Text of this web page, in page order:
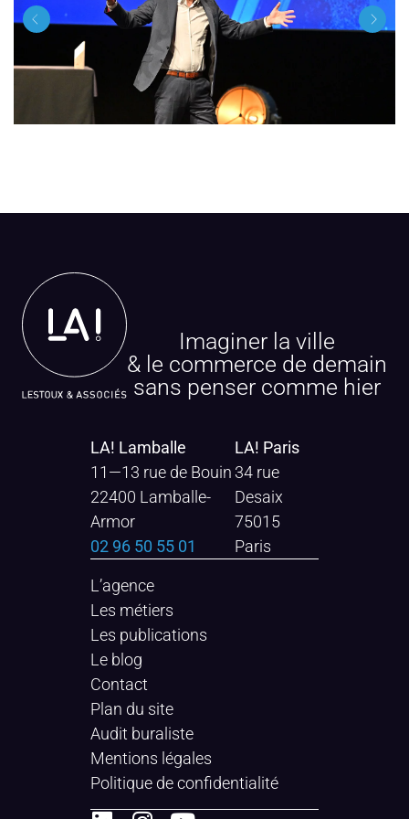
Imaginer la ville
& le commerce de demain
sans penser comme hier
LA! Lamballe
11—13 rue de Bouin
22400 Lamballe-
Armor
02 96 50 55 01
LA! Paris
34 rue
Desaix
75015
Paris
L’agence
Les métiers
Les publications
Le blog
Contact
Plan du site
Audit buraliste
Mentions légales
Politique de confidentialité